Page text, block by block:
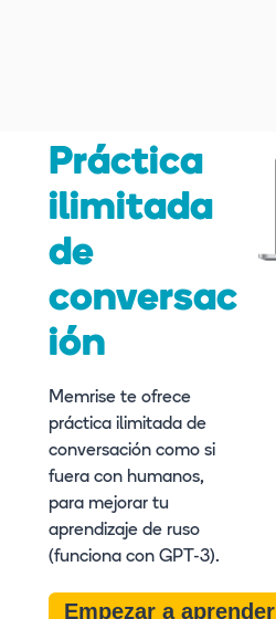
Práctica
ilimitada
de
conversac
ión
Memrise te ofrece
práctica ilimitada de
conversación como si
fuera con humanos,
para mejorar tu
aprendizaje de ruso
(funciona con GPT-3).
Empezar a aprender